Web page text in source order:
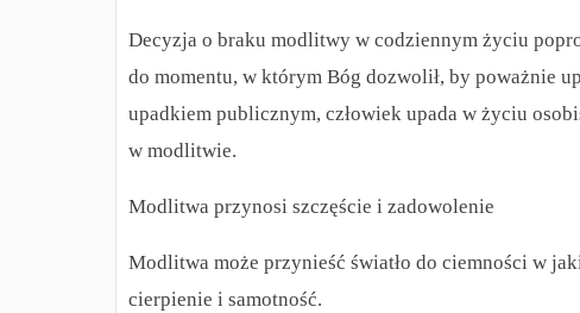
Decyzja o braku modlitwy w codziennym życiu
do momentu, w którym Bóg dozwolił, by poważnie
upadkiem publicznym, człowiek upada w życiu
w modlitwie.
Modlitwa przynosi szczęście i zadowolenie
Modlitwa może przynieść światło do ciemności w
cierpienie i samotność.